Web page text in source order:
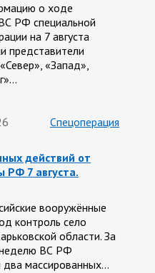
о ходе
РФ специальной
на 7 августа
представители
«Запад»,
Спецоперация
действий от
РФ 7 августа.
вооружённые
контроль село
области. За
ВС РФ
два массированных…